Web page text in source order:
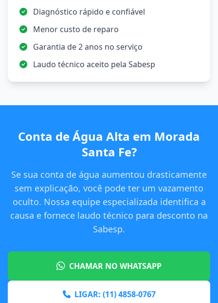
Diagnóstico rápido e confiável
Menor custo de reparo
Garantia de 2 anos no serviço
Laudo técnico aceito pela Sabesp
Conta de Água Alta em Morada
Santa Fe?
Se sua conta de água aumentou drasticamente
sem explicação, você pode ter um vazamento
oculto. Nossa equipe especializada identifica a
causa e fornece laudo técnico para desconto na
Sabesp.
CHAMAR NO WHATSAPP
LIGAR: (11) 4858-0767